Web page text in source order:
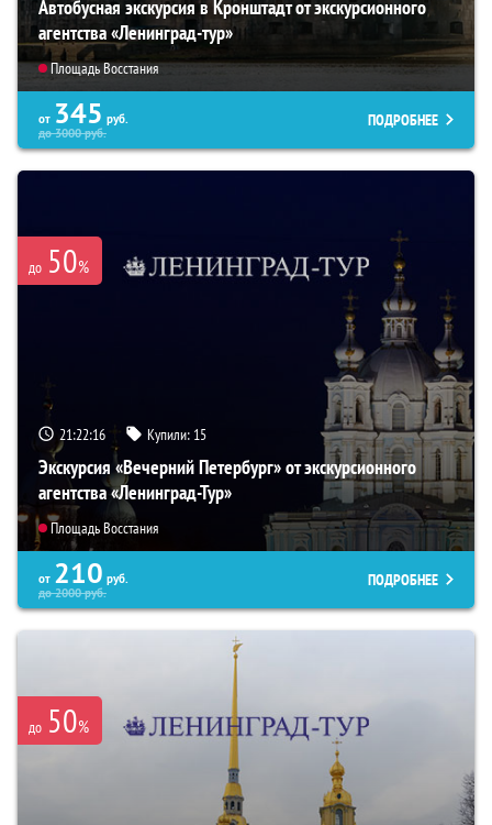
Автобусная экскурсия в Кронштадт от экскурсионного
агентства «Ленинград-тур»
Площадь Восстания
от 345 руб.
до3000руб.
ПОДРОБНЕЕ
до 50%
21:22:15 Купили: 15
Экскурсия «Вечерний Петербург» от экскурсионного
агентства «Ленинград-Тур»
Площадь Восстания
от 210 руб.
до2000руб.
ПОДРОБНЕЕ
до 50%